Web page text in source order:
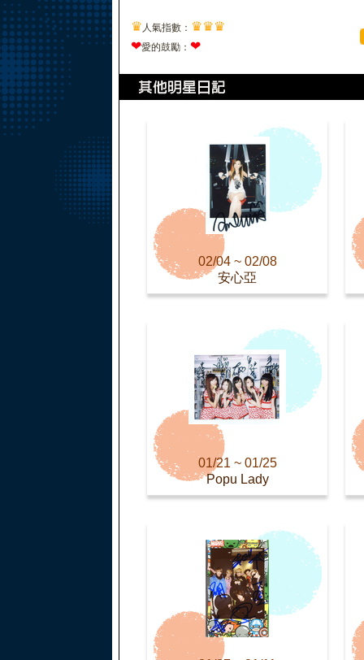
♛ 人氣指數： ♛♛♛
❤愛的鼓勵： ❤
02/04 ~ 02/08
安心亞
01/21 ~ 01/25
Popu Lady